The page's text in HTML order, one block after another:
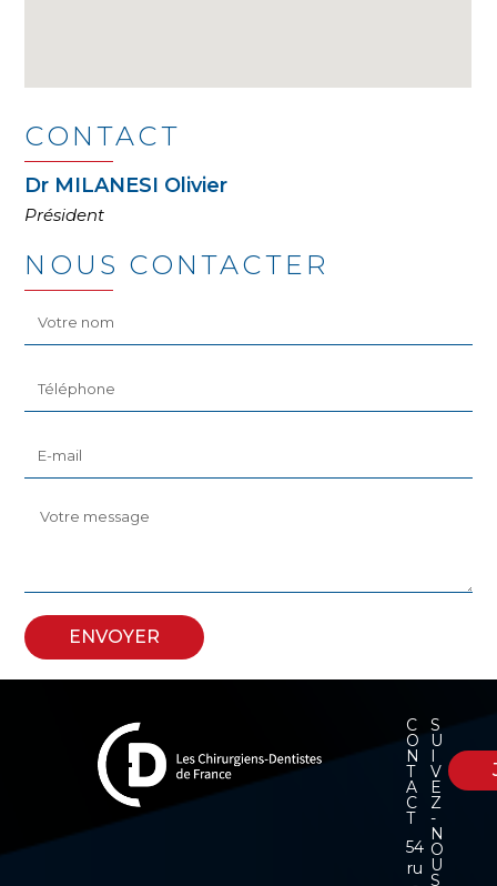
CONTACT
Dr MILANESI Olivier
Président
NOUS CONTACTER
ENVOYER
C
O
N
T
A
C
T
54
ru
S
U
I
V
E
Z
-
N
O
U
S